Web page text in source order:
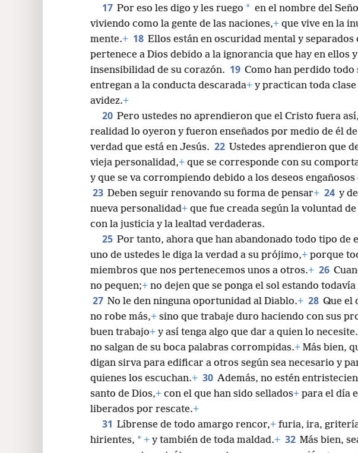
17 Por eso les digo y les ruego * en el nombre del
viviendo como la gente de las naciones,+ que vive en la
mente.+ 18 Ellos están en oscuridad mental y separados
pertenece a Dios debido a la ignorancia que hay en ellos
insensibilidad de su corazón. 19 Como han perdido todo
entregan a la conducta descarada+ y practican toda
avidez.+
20 Pero ustedes no aprendieron que el Cristo fuera así,
realidad lo oyeron y fueron enseñados por medio de él
verdad que está en Jesús. 22 Ustedes aprendieron que
vieja personalidad,+ que se corresponde con su
y que se va corrompiendo debido a los deseos engañosos
23 Deben seguir renovando su forma de pensar+ 24 y
nueva personalidad+ que fue creada según la voluntad
con la justicia y la lealtad verdaderas.
25 Por tanto, ahora que han abandonado todo tipo de
uno de ustedes le diga la verdad a su prójimo,+ porque
miembros que nos pertenecemos unos a otros.+ 26
no pequen;+ no dejen que se ponga el sol estando
27 No le den ninguna oportunidad al Diablo.+ 28 Que el
no robe más,+ sino que trabaje duro haciendo con sus
buen trabajo+ y así tenga algo que dar a quien lo necesite.
no salgan de su boca palabras corrompidas.+ Más bien,
digan sirva para edificar a otros según sea necesario y
quienes los escuchan.+ 30 Además, no estén
santo de Dios,+ con el que han sido sellados+ para el día
liberados por rescate.+
31 Líbrense de todo amargo rencor,+ furia, ira,
hirientes, * + y también de toda maldad.+ 32 Más bien,